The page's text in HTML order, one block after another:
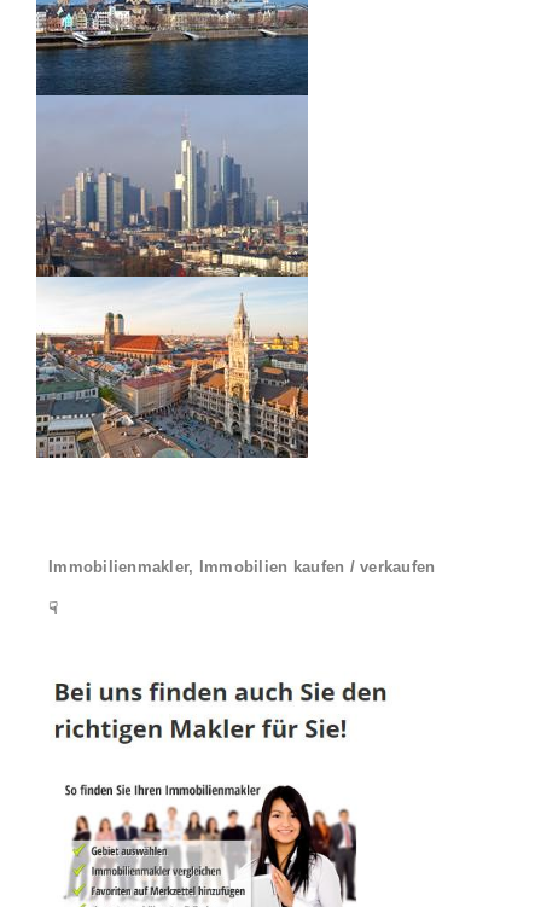
Immobilienmakler, Immobilien kaufen / verkaufen
☟